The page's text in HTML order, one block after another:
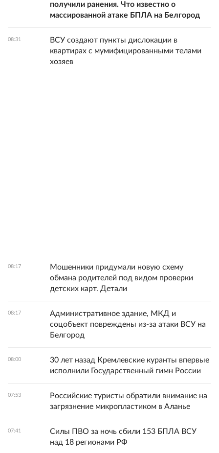
получили ранения. Что известно о
массированной атаке БПЛА на Белгород
08:31
ВСУ создают пункты дислокации в
квартирах с мумифицированными телами
хозяев
08:17
Мошенники придумали новую схему
обмана родителей под видом проверки
детских карт. Детали
08:17
Административное здание, МКД и
соцобъект повреждены из-за атаки ВСУ на
Белгород
08:00
30 лет назад Кремлевские куранты впервые
исполнили Государственный гимн России
07:53
Российские туристы обратили внимание на
загрязнение микропластиком в Аланье
07:41
Силы ПВО за ночь сбили 153 БПЛА ВСУ
над 18 регионами РФ